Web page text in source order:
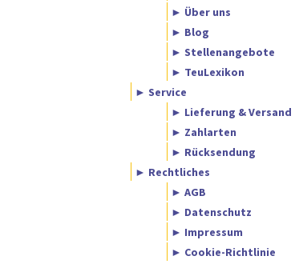
► Über uns
► Blog
► Stellenangebote
► TeuLexikon
► Service
► Lieferung & Versand
► Zahlarten
► Rücksendung
► Rechtliches
► AGB
► Datenschutz
► Impressum
► Cookie-Richtlinie